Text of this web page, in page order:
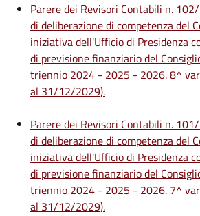
Parere dei Revisori Contabili n.
di deliberazione di competenza del
iniziativa dell'Ufficio di Presidenza
di previsione finanziario del
triennio 2024 - 2025 - 2026. 8^
al 31/12/2029).
Parere dei Revisori Contabili n.
di deliberazione di competenza del
iniziativa dell'Ufficio di Presidenza
di previsione finanziario del
triennio 2024 - 2025 - 2026. 7^
al 31/12/2029).